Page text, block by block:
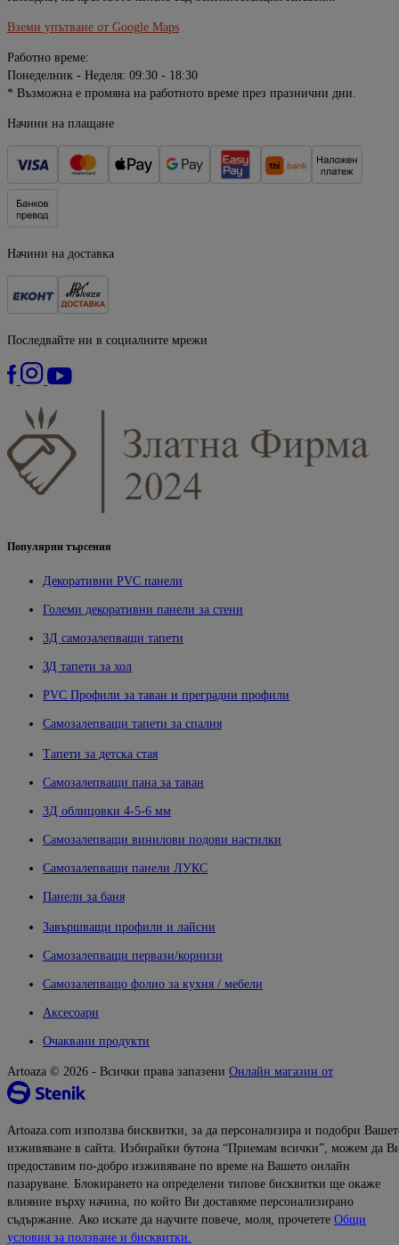
Вземи упътване от Google Maps
Работно време:
Понеделник - Неделя: 09:30 - 18:30
* Възможна е промяна на работното време през празнични дни.
Начини на плащане
Начини на доставка
Последвайте ни в социалните мрежи
Популярни търсения
Декоративни PVC панели
Големи декоративни панели за стени
3Д самозалепващи тапети
ЗД тапети за хол
PVC Профили за таван и преградни профили
Самозалепващи тапети за спалня
Тапети за детска стая
Самозалепващи пана за таван
3Д облицовки 4-5-6 мм
Самозалепващи винилови подови настилки
Самозалепващи панели ЛУКС
Панели за баня
Завършващи профили и лайсни
Самозалепващи первази/корнизи
Самозалепващо фолио за кухня / мебели
Аксесоари
Очаквани продукти
Artoaza © 2026 - Всички права запазени Онлайн магазин от
Artoaza.com използва бисквитки, за да персонализира и подобри
изживяване в сайта. Избирайки бутона “Приемам всички”, можем да
предоставим по-добро изживяване по време на Вашето онлайн
пазаруване. Блокирането на определени типове бисквитки ще окаже
влияние върху начина, по който Ви доставяме персонализирано
съдържание. Ако искате да научите повече, моля, прочетете Общи
условия за ползване и бисквитки.